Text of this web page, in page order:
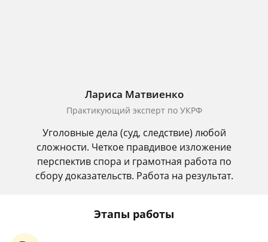
Лариса Матвиенко
Практикующий эксперт по УКРФ
Уголовные дела (суд, следствие) любой
сложности. Четкое правдивое изложение
перспектив спора и грамотная работа по
сбору доказательств. Работа на результат.
Этапы работы